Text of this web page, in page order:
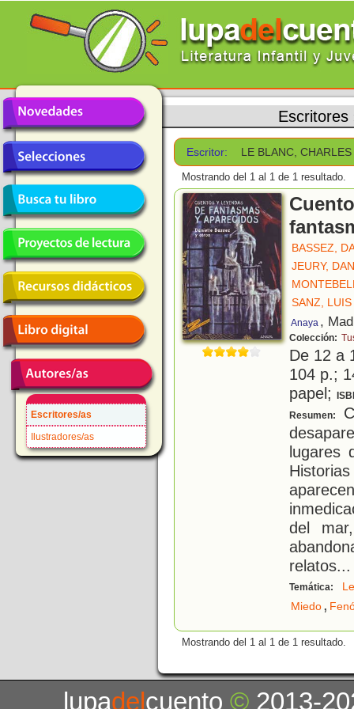
Escritores/as
Ilustradores/as
Escritores
Escritor: LE BLANC, CHARLES
Mostrando del 1 al 1 de 1 resultado.
BASSEZ,
JEURY,
SANZ, LUIS
Anaya ,
Colección:
De 12 a
104 p.;
papel;
Resumen:
lugares
del
relatos...
Temática:
Miedo,
Mostrando del 1 al 1 de 1 resultado.
lupadelcuento© 2013-